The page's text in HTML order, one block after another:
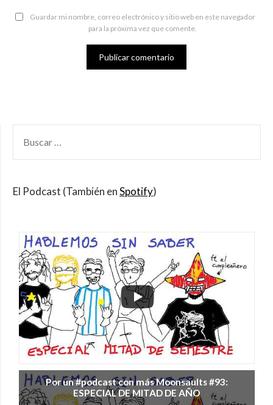
Guardar mi nombre, correo electrónico y sitio web en este navegador
para la próxima vez que comente.
POR:
El Podcast (También enSpotify)
Por un #podcast con más Moonsaults #93:
ESPECIAL DE MITAD DE AÑO